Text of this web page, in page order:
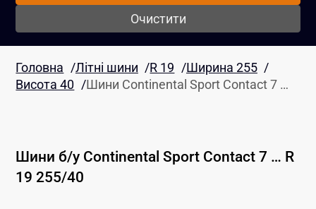
Очистити
Головна /Літні шини /R 19 /Ширина 255 /
Висота 40 /Шини Continental Sport Contact 7 …
Шини б/у Continental Sport Contact 7 … R
19 255/40